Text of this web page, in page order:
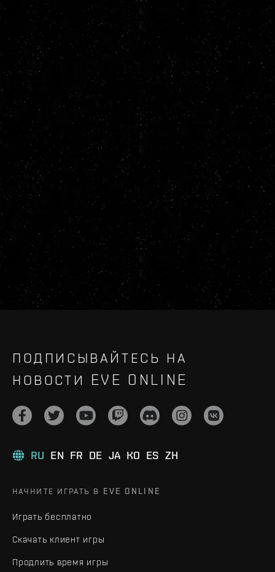
ПОДПИСЫВАЙТЕСЬ НА
НОВОСТИ EVE ONLINE
RU EN FR DE JA KO ES ZH
НАЧНИТЕ ИГРАТЬ В EVE ONLINE
Играть бесплатно
Скачать клиент игры
Продлить время игры